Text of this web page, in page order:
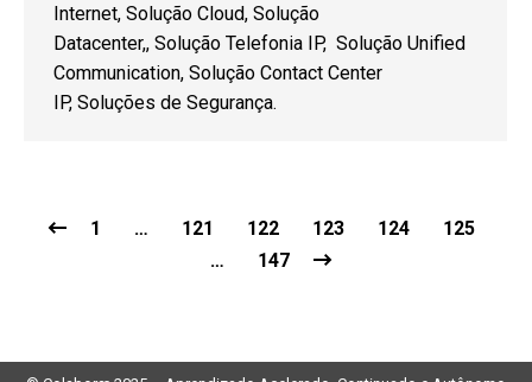
Internet, Solução Cloud, Solução
Datacenter,, Solução Telefonia IP, Solução Unified
Communication, Solução Contact Center
IP, Soluções de Segurança.
1 … 121 122 123 124
125
…
147